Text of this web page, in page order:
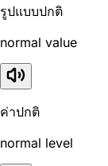
รูปแบบปกติ
normal value
ค่าปกติ
normal level